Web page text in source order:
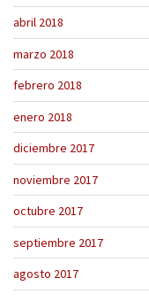
abril 2018
marzo 2018
febrero 2018
enero 2018
diciembre 2017
noviembre 2017
octubre 2017
septiembre 2017
agosto 2017